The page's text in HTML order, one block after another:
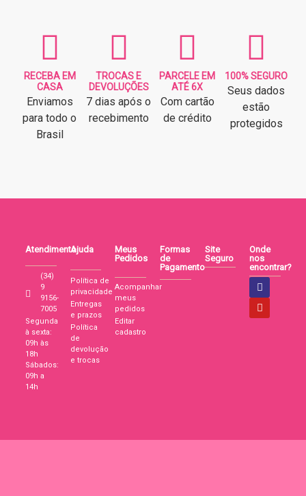
RECEBA EM
CASA
Enviamos
para todo o
Brasil
TROCAS E
DEVOLUÇÕES
7 dias após o
recebimento
PARCELE EM
ATÉ 6X
Com cartão
de crédito
100% SEGURO
Seus dados
estão
protegidos
Atendimento
(34)
9
9156-
7005
Segunda
à sexta:
09h às
18h
Sábados:
09h a
14h
Ajuda
Política de
privacidade
Entregas
e prazos
Política
de
devolução
e trocas
Meus
Pedidos
Acompanhar
meus
pedidos
Editar
cadastro
Formas
de
Pagamento
Site
Seguro
Onde
nos
encontrar?